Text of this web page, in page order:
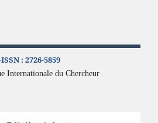
: 2726-5859
Internationale du Chercheur